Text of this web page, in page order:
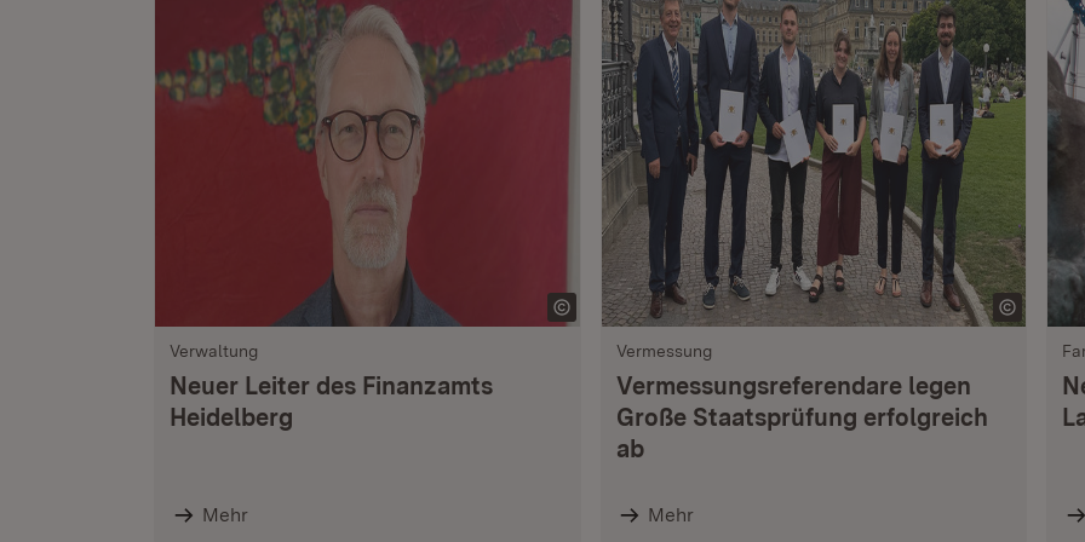
Verwaltung
Neuer Leiter des Finanzamts
Heidelberg
Mehr
Vermessung
Vermessungsreferendare legen
Große Staatsprüfung erfolgreich
ab
Mehr